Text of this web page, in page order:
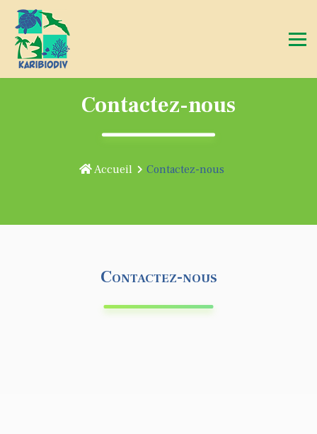
Contactez-nous
Accueil Contactez-nous
Contactez-nous